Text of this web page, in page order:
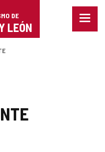
DE
LEÓN
Menu